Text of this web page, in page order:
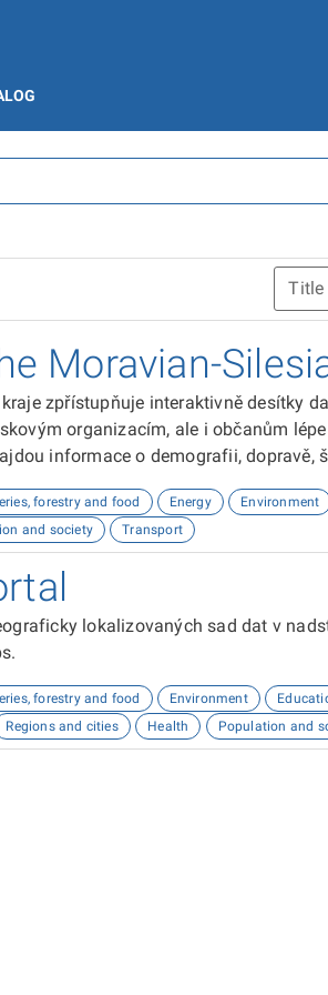
Moravian-
zpřístupňuje interaktivně desítky
organizacím, ale i občanům
informace o demografii, dopravě,
forestry and food Energy Environment
and society Transport
lokalizovaných sad dat v
forestry and food Environment
Regions and cities Health Population and